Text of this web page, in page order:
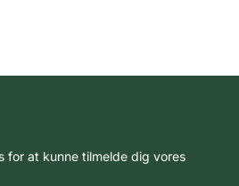
for at kunne tilmelde dig vores